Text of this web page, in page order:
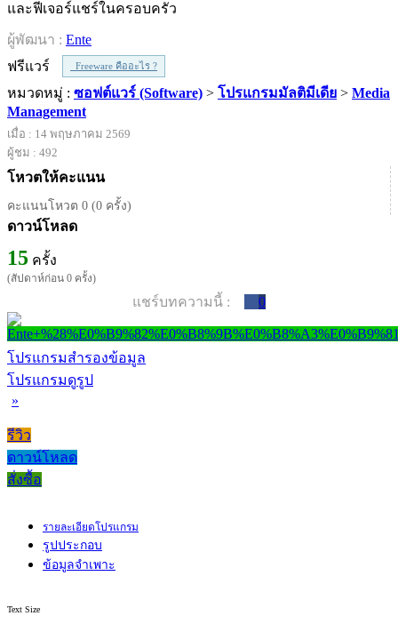
และฟีเจอร์แชร์ในครอบครัว
ผู้พัฒนา : Ente
ฟรีแวร์
Freeware คืออะไร ?
หมวดหมู่ : ซอฟต์แวร์ (Software) > โปรแกรมมัลติมีเดีย > Media
Management
เมื่อ : 14 พฤษภาคม 2569
ผู้ชม : 492
โหวตให้คะแนน
คะแนนโหวต 0 (0 ครั้ง)
ดาวน์โหลด
15 ครั้ง
(สัปดาห์ก่อน 0 ครั้ง)
แชร์บทความนี้ : 0
โปรแกรมสำรองข้อมูล
โปรแกรมดูรูป
»
รีวิว
ดาวน์โหลด
สั่งซื้อ
รายละเอียดโปรแกรม
รูปประกอบ
ข้อมูลจำเพาะ
Text Size